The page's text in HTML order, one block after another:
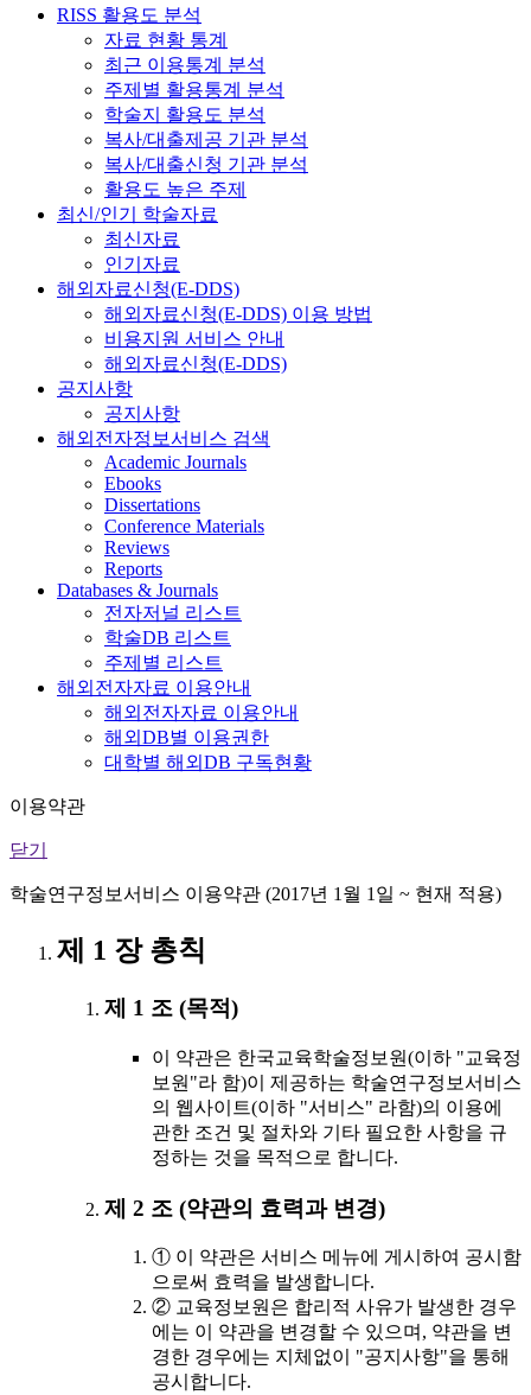
RISS 활용도 분석
자료 현황 통계
최근 이용통계 분석
주제별 활용통계 분석
학술지 활용도 분석
복사/대출제공 기관 분석
복사/대출신청 기관 분석
활용도 높은 주제
최신/인기 학술자료
최신자료
인기자료
해외자료신청(E-DDS)
해외자료신청(E-DDS) 이용 방법
비용지원 서비스 안내
해외자료신청(E-DDS)
공지사항
공지사항
해외전자정보서비스 검색
Academic Journals
Ebooks
Dissertations
Conference Materials
Reviews
Reports
Databases & Journals
전자저널 리스트
학술DB 리스트
주제별 리스트
해외전자자료 이용안내
해외전자자료 이용안내
해외DB별 이용권한
대학별 해외DB 구독현황
이용약관
닫기
학술연구정보서비스 이용약관 (2017년 1월 1일 ~ 현재 적용)
제 1 장 총칙
제 1 조 (목적)
이 약관은 한국교육학술정보원(이하 "교육정
보원"라 함)이 제공하는 학술연구정보서비스
의 웹사이트(이하 "서비스" 라함)의 이용에
관한 조건 및 절차와 기타 필요한 사항을 규
정하는 것을 목적으로 합니다.
제 2 조 (약관의 효력과 변경)
① 이 약관은 서비스 메뉴에 게시하여 공시함
으로써 효력을 발생합니다.
② 교육정보원은 합리적 사유가 발생한 경우
에는 이 약관을 변경할 수 있으며, 약관을 변
경한 경우에는 지체없이 "공지사항"을 통해
공시합니다.